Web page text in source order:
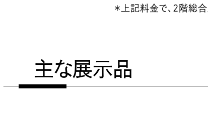
＊上記料金で、2階総
主な展示品